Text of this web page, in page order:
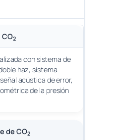
2
con sistema de
haz, sistema
acústica de error,
de la presión
de CO2